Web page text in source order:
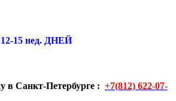
15 нед. ДНЕЙ
в Санкт-Петербурге : +7(812) 622-07-